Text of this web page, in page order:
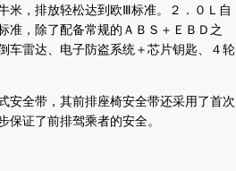
米，排放轻松达到欧Ⅲ标准。２．０Ｌ自
准，除了配备常规的ＡＢＳ＋ＥＢＤ之
车雷达、电子防盗系统＋芯片钥匙、４轮
全带，其前排座椅安全带还采用了首次
保证了前排驾乘者的安全。